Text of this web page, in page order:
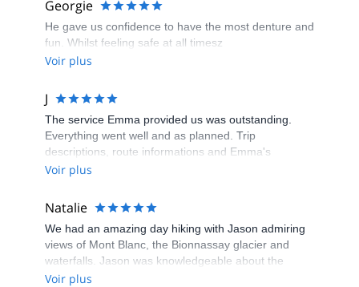
Georgie
He gave us confidence to have the most denture and
fun. Whilst feeling safe at all timesz
Voir plus
J
The service Emma provided us was outstanding.
Everything went well and as planned. Trip
descriptions, route informations and Emma's
recommendations was all provided in the App and
No worries about booking hotels and transportations.
Hotels booked for us were all clean, comfortable with
full breakfast. The dinners that some hotels provided
was very delicious. I highly recommend Cloud 9
Adventure to anybody. Thank you Emma for an
unforgettable trip!
Voir plus
Natalie
We had an amazing day hiking with Jason admiring
views of Mont Blanc, the Bionnassay glacier and
waterfalls. Jason was knowledgeable about the
history and geology of the area, and tailored the hike
Voir plus